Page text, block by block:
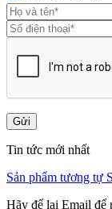
Gửi
Tin tức mới nhất
Sản phẩm tương tự
Hãy để lại Email để